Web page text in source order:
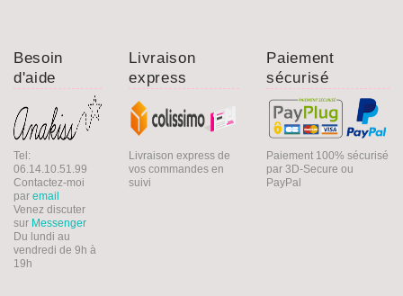
Besoin
d'aide
Tel:
06.14.10.51.99
Contactez-moi
par email
Venez discuter
sur Messenger
Du lundi au
vendredi de 9h à
19h
Livraison
express
Livraison express de
vos commandes en
suivi
Paiement
sécurisé
Paiement 100% sécurisé
par 3D-Secure ou
PayPal